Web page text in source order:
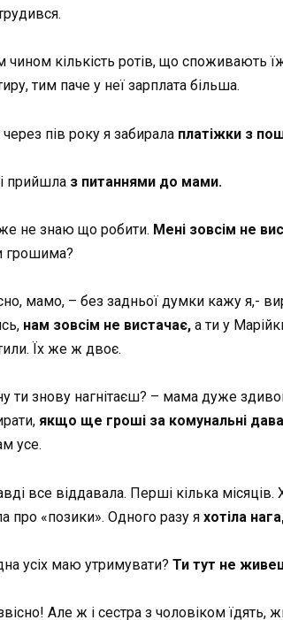
чином кількість ротів, що споживають
тим паче у неї зарплата більша.
пів року я забирала платіжки з
прийшла з питаннями до мами.
не знаю що робити. Мені зовсім не
грошима?
мамо, – без задньої думки кажу я,-
нам зовсім не вистачає, а ти у
Їх же ж двоє.
ти знову нагнітаєш? – мама дуже
якщо ще гроші за комунальні
усе.
все віддавала. Перші кілька
про «позики». Одного разу я хотіла
усіх маю утримувати? Ти тут не
Але ж і сестра з чоловіком їдять,